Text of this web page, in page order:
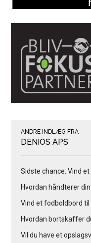
ANDRE INDLÆG FRA
DENIOS APS
Sidste chance: Vind
Hvordan håndterer
Vind et fodboldbord
Hvordan bortskaffer
Vil du have et